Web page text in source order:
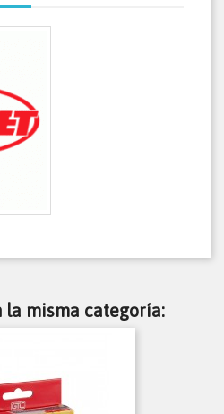
la misma categoría: